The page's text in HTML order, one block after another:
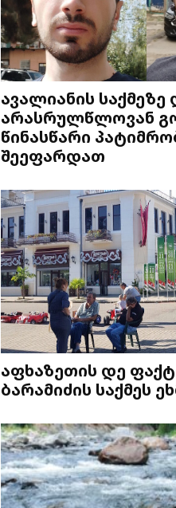
ავალიანის
არასრულწლოვან
წინასწარი
შეეფარდათ
აფხაზეთის დე
ბარამიძის საქმეს